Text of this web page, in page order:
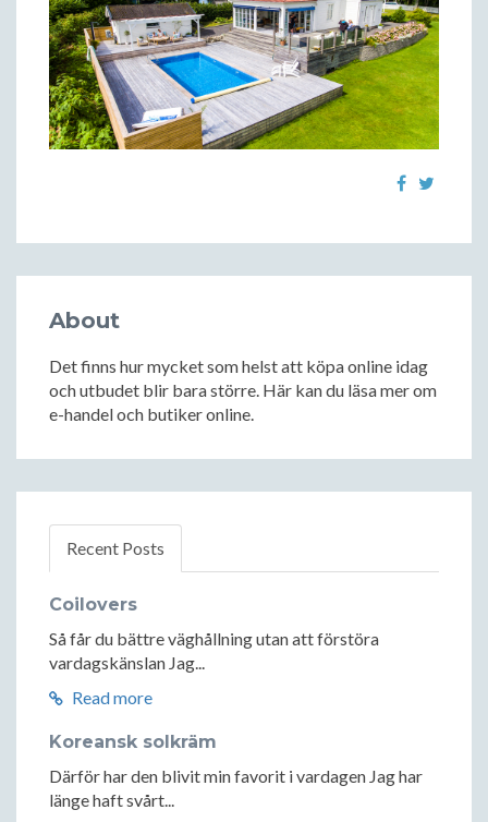
About
Det finns hur mycket som helst att köpa online idag
och utbudet blir bara större. Här kan du läsa mer om
e-handel och butiker online.
Recent Posts
Coilovers
Så får du bättre väghållning utan att förstöra
vardagskänslan Jag...
Read more
Koreansk solkräm
Därför har den blivit min favorit i vardagen Jag har
länge haft svårt...